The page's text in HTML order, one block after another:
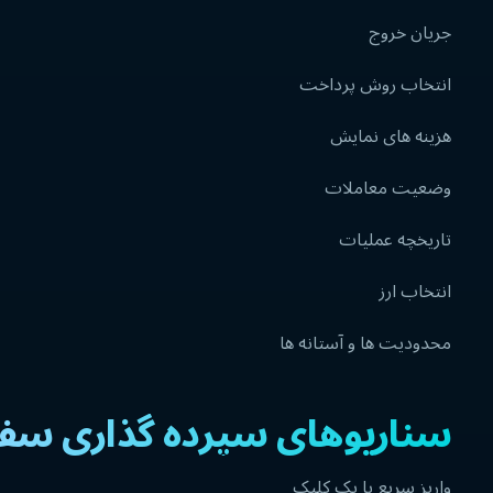
جریان خروج
انتخاب روش پرداخت
هزینه های نمایش
وضعیت معاملات
تاریخچه عملیات
انتخاب ارز
محدودیت ها و آستانه ها
سناریوهای سپرده گذاری